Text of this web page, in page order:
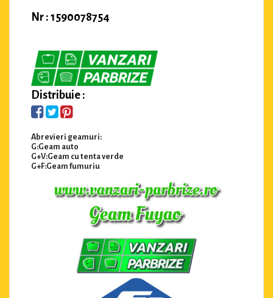
Nr : 1590078754
Distribuie :
Abrevieri geamuri:
G:Geam auto
G+V:Geam cu tenta verde
G+F:Geam fumuriu